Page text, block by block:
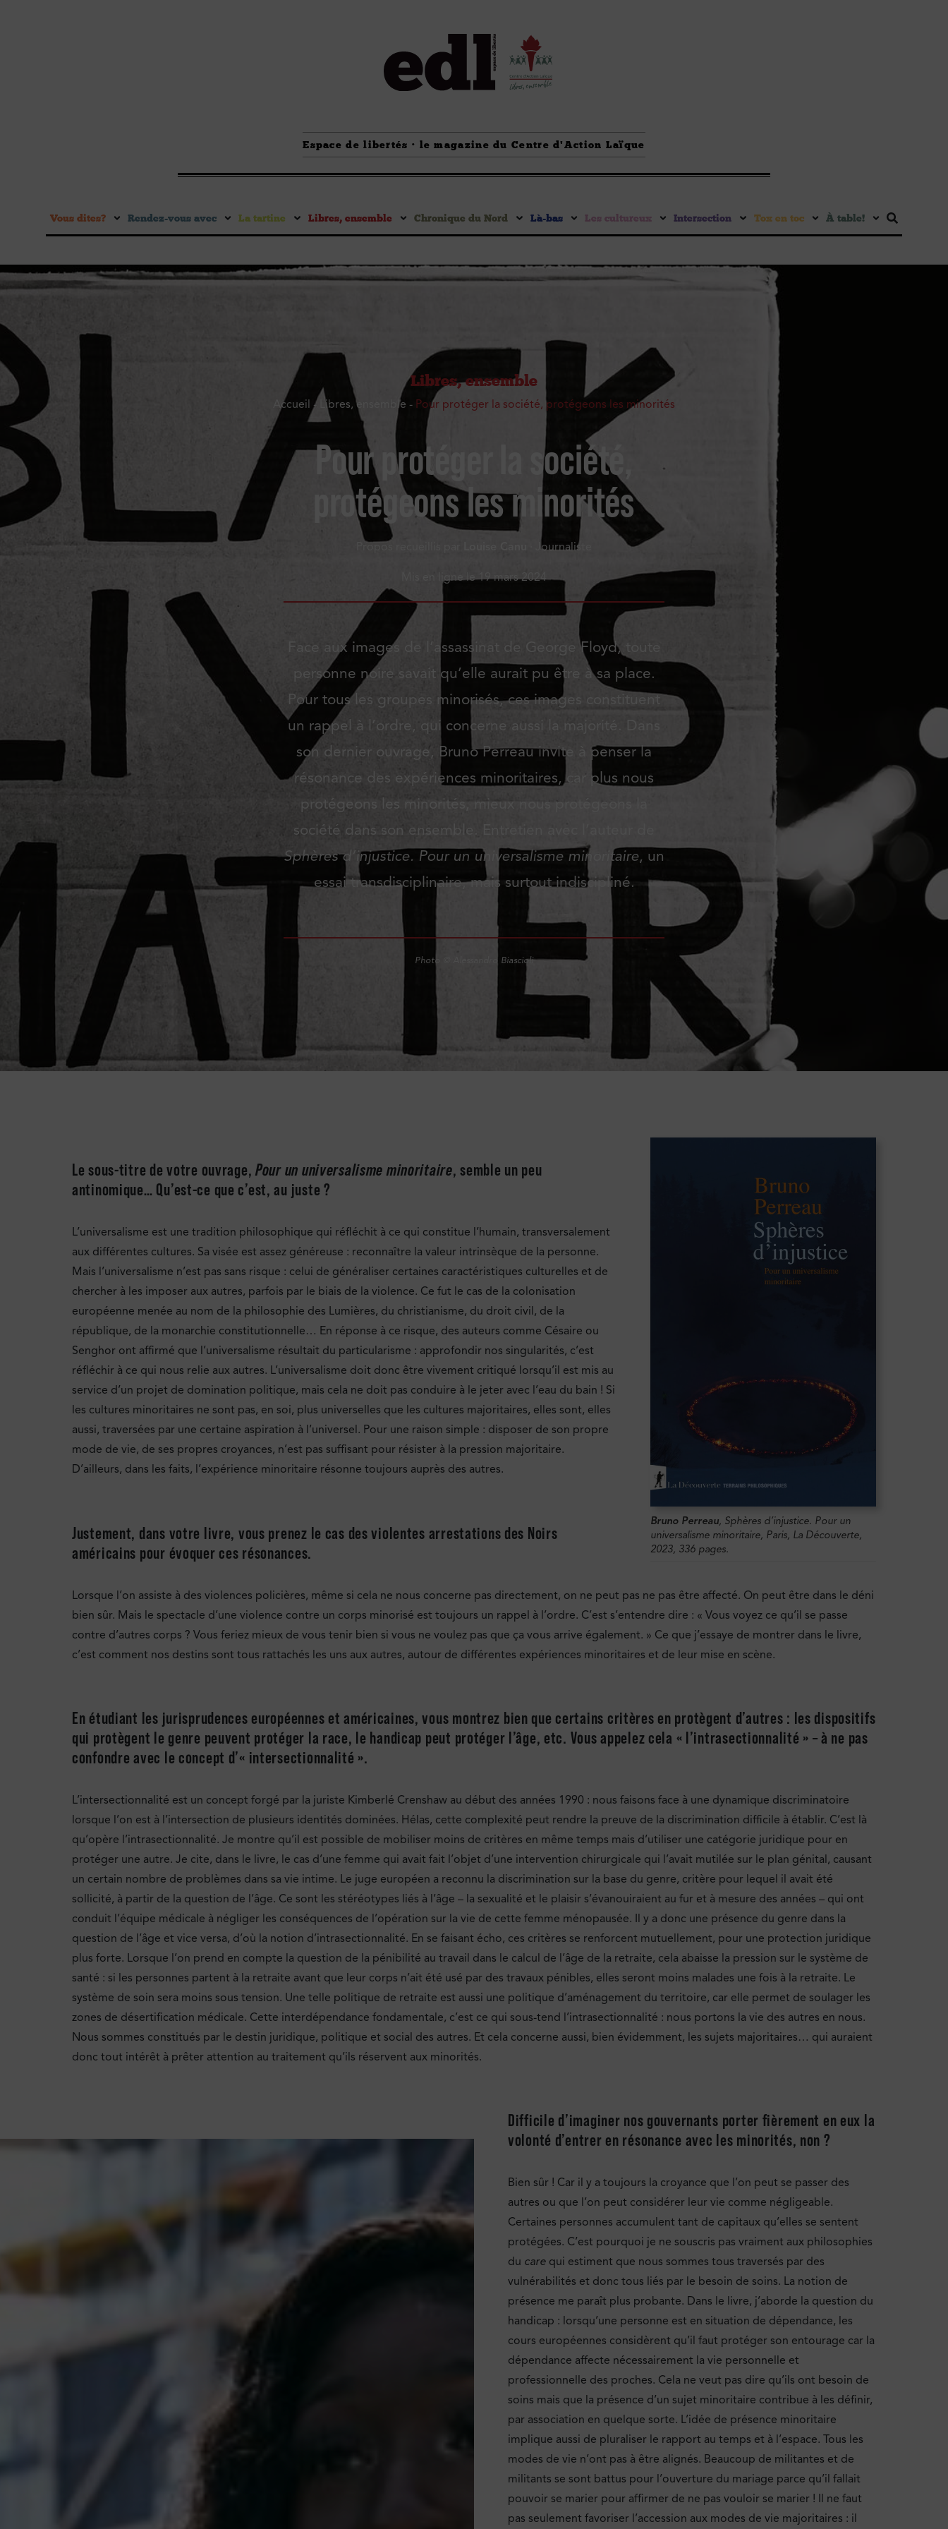
Espace de libertés · le magazine du Centre d'Action Laïque
Vous dites ? Rendez-vous avec La tartine Libres, ensemble Chronique du Nord Là-bas Les cultureux Intersection Tox en toc À table !
Libres, ensemble
Accueil - Libres, ensemble - Pour protéger la société, protégeons les minorités
Pour protéger la société,
protégeons les minorités
· Journaliste
Mis en ligne le 19 mars 2024
Face aux images de l’assassinat de George Floyd, toute
personne noire savait qu’elle aurait pu être à sa place.
Pour tous les groupes minorisés, ces images constituent
un rappel à l’ordre, qui concerne aussi la majorité. Dans
son dernier ouvrage, Bruno Perreau invite à penser la
résonance des expériences minoritaires, car plus nous
protégeons les minorités, mieux nous protégeons la
société dans son ensemble. Entretien avec l’auteur de
Sphères d’injustice. Pour un universalisme minoritaire, un
essai transdisciplinaire, mais surtout indiscipliné.
Photo © Alessandro Biascioli
Bruno Perreau, Sphères d’injustice. Pour un
universalisme minoritaire, Paris, La Découverte,
2023, 336 pages.
Le sous-titre de votre ouvrage,Pour un universalisme minoritaire, semble un peu
antinomique… Qu’est-ce que c’est, au juste ?
L’universalisme est une tradition philosophique qui réfléchit à ce qui constitue l’humain, transversalement
aux différentes cultures. Sa visée est assez généreuse : reconnaître la valeur intrinsèque de la personne.
Mais l’universalisme n’est pas sans risque : celui de généraliser certaines caractéristiques culturelles et de
chercher à les imposer aux autres, parfois par le biais de la violence. Ce fut le cas de la colonisation
européenne menée au nom de la philosophie des Lumières, du christianisme, du droit civil, de la
république, de la monarchie constitutionnelle… En réponse à ce risque, des auteurs comme Césaire ou
Senghor ont affirmé que l’universalisme résultait du particularisme : approfondir nos singularités, c’est
réfléchir à ce qui nous relie aux autres. L’universalisme doit donc être vivement critiqué lorsqu’il est mis au
service d’un projet de domination politique, mais cela ne doit pas conduire à le jeter avec l’eau du bain ! Si
les cultures minoritaires ne sont pas, en soi, plus universelles que les cultures majoritaires, elles sont, elles
aussi, traversées par une certaine aspiration à l’universel. Pour une raison simple : disposer de son propre
mode de vie, de ses propres croyances, n’est pas suffisant pour résister à la pression majoritaire.
D’ailleurs, dans les faits, l’expérience minoritaire résonne toujours auprès des autres.
Justement, dans votre livre, vous prenez le cas des violentes arrestations des Noirs
américains pour évoquer ces résonances.
Lorsque l’on assiste à des violences policières, même si cela ne nous concerne pas directement, on ne peut pas ne pas être affecté. On peut être dans le déni
bien sûr. Mais le spectacle d’une violence contre un corps minorisé est toujours un rappel à l’ordre. C’est s’entendre dire : « Vous voyez ce qu’il se passe
contre d’autres corps ? Vous feriez mieux de vous tenir bien si vous ne voulez pas que ça vous arrive également. » Ce que j’essaye de montrer dans le livre,
c’est comment nos destins sont tous rattachés les uns aux autres, autour de différentes expériences minoritaires et de leur mise en scène.
En étudiant les jurisprudences européennes et américaines, vous montrez bien que certains critères en protègent d’autres : les dispositifs
qui protègent le genre peuvent protéger la race, le handicap peut protéger l’âge, etc. Vous appelez cela « l’intrasectionnalité » – à ne pas
confondre avec le concept d’« intersectionnalité ».
L’intersectionnalité est un concept forgé par la juriste Kimberlé Crenshaw au début des années 1990 : nous faisons face à une dynamique discriminatoire
lorsque l’on est à l’intersection de plusieurs identités dominées. Hélas, cette complexité peut rendre la preuve de la discrimination difficile à établir. C’est là
qu’opère l’intrasectionnalité. Je montre qu’il est possible de mobiliser moins de critères en même temps mais d’utiliser une catégorie juridique pour en
protéger une autre. Je cite, dans le livre, le cas d’une femme qui avait fait l’objet d’une intervention chirurgicale qui l’avait mutilée sur le plan génital, causant
un certain nombre de problèmes dans sa vie intime. Le juge européen a reconnu la discrimination sur la base du genre, critère pour lequel il avait été
sollicité, à partir de la question de l’âge. Ce sont les stéréotypes liés à l’âge – la sexualité et le plaisir s’évanouiraient au fur et à mesure des années – qui ont
conduit l’équipe médicale à négliger les conséquences de l’opération sur la vie de cette femme ménopausée. Il y a donc une présence du genre dans la
question de l’âge et vice versa, d’où la notion d’intrasectionnalité. En se faisant écho, ces critères se renforcent mutuellement, pour une protection juridique
plus forte. Lorsque l’on prend en compte la question de la pénibilité au travail dans le calcul de l’âge de la retraite, cela abaisse la pression sur le système de
santé : si les personnes partent à la retraite avant que leur corps n’ait été usé par des travaux pénibles, elles seront moins malades une fois à la retraite. Le
système de soin sera moins sous tension. Une telle politique de retraite est aussi une politique d’aménagement du territoire, car elle permet de soulager les
zones de désertification médicale. Cette interdépendance fondamentale, c’est ce qui sous-tend l’intrasectionnalité : nous portons la vie des autres en nous.
Nous sommes constitués par le destin juridique, politique et social des autres. Et cela concerne aussi, bien évidemment, les sujets majoritaires… qui auraient
donc tout intérêt à prêter attention au traitement qu’ils réservent aux minorités.
Difficile d’imaginer nos gouvernants porter fièrement en eux la
volonté d’entrer en résonance avec les minorités, non ?
Bien sûr ! Car il y a toujours la croyance que l’on peut se passer des
autres ou que l’on peut considérer leur vie comme négligeable.
Certaines personnes accumulent tant de capitaux qu’elles se sentent
protégées. C’est pourquoi je ne souscris pas vraiment aux philosophies
du care qui estiment que nous sommes tous traversés par des
vulnérabilités et donc tous liés par le besoin de soins. La notion de
présence me paraît plus probante. Dans le livre, j’aborde la question du
handicap : lorsqu’une personne est en situation de dépendance, les
cours européennes considèrent qu’il faut protéger son entourage car la
dépendance affecte nécessairement la vie personnelle et
professionnelle des proches. Cela ne veut pas dire qu’ils ont besoin de
soins mais que la présence d’un sujet minoritaire contribue à les définir,
par association en quelque sorte. L’idée de présence minoritaire
implique aussi de pluraliser le rapport au temps et à l’espace. Tous les
modes de vie n’ont pas à être alignés. Beaucoup de militantes et de
militants se sont battus pour l’ouverture du mariage parce qu’il fallait
pouvoir se marier pour affirmer de ne pas vouloir se marier ! Il ne faut
pas seulement favoriser l’accession aux modes de vie majoritaires : il